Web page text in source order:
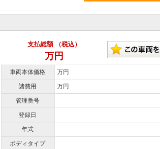
支払総額 （税込）
万円
車両本体価格 万円
諸費用 万円
管理番号
登録日
年式
ボディタイプ